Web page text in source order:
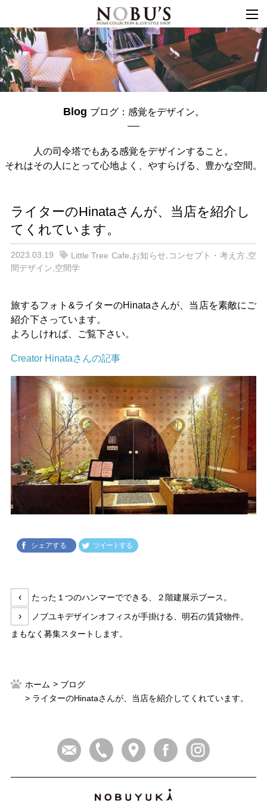
Blog ブログ：感覚をデザイン。
人の司令塔でもある感覚をデザインすること。
それはその人にとって心地よく、 やすらげる、 豊かな空間。
ライターのHinataさんが、当店を紹介し
てくれています。
2023.03.19 Little Tree Cafe お知らせ コンセプト・考え方 空
間デザイン,空間学
旅するフォト&ライターのHinataさんが、当店を素敵にご
紹介下さっています。
よろしければ、ご覧下さい。
Creator Hinataさんの記事
シェアする ツイートする
投
稿
ナ
ビ
シ
‹
前
投
稿:
たった１つのハンマーでできる、２階建展示ブース。
›
次
の
ノブユキデザインオフィスが手掛ける、明石の賃貸物件。
まもなく募集スタートします。
ホーム
ブログ
ライターのHinataさんが、当店を紹介してくれています。